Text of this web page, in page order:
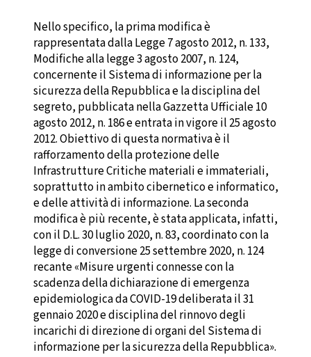
Nello specifico, la prima modifica è
rappresentata dalla Legge 7 agosto 2012, n. 133,
Modifiche alla legge 3 agosto 2007, n. 124,
concernente il Sistema di informazione per la
sicurezza della Repubblica e la disciplina del
segreto, pubblicata nella Gazzetta Ufficiale 10
agosto 2012, n. 186 e entrata in vigore il 25 agosto
2012. Obiettivo di questa normativa è il
rafforzamento della protezione delle
Infrastrutture Critiche materiali e immateriali,
soprattutto in ambito cibernetico e informatico,
e delle attività di informazione. La seconda
modifica è più recente, è stata applicata, infatti,
con il D.L. 30 luglio 2020, n. 83, coordinato con la
legge di conversione 25 settembre 2020, n. 124
recante «Misure urgenti connesse con la
scadenza della dichiarazione di emergenza
epidemiologica da COVID-19 deliberata il 31
gennaio 2020 e disciplina del rinnovo degli
incarichi di direzione di organi del Sistema di
informazione per la sicurezza della Repubblica».